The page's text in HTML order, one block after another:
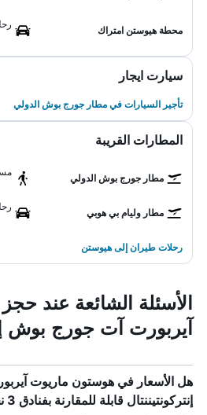
محطة هيوستن امتراك
سيارت ايجار
تأجير السيارات في مطار جورج بوش الدولي
المطارات القريبة
مطار جورج بوش الدولي
مطار وليام بي هوبي
رحلات طيران إلى هيوستن
الأسئلة الشائعة عند
آيربورت آت جورج بوش
هل الأسعار في هوستون ماريوت
إنتركونتيننتال قابلة للمقارنة بفنادق 3 نجوم في هيوستن؟